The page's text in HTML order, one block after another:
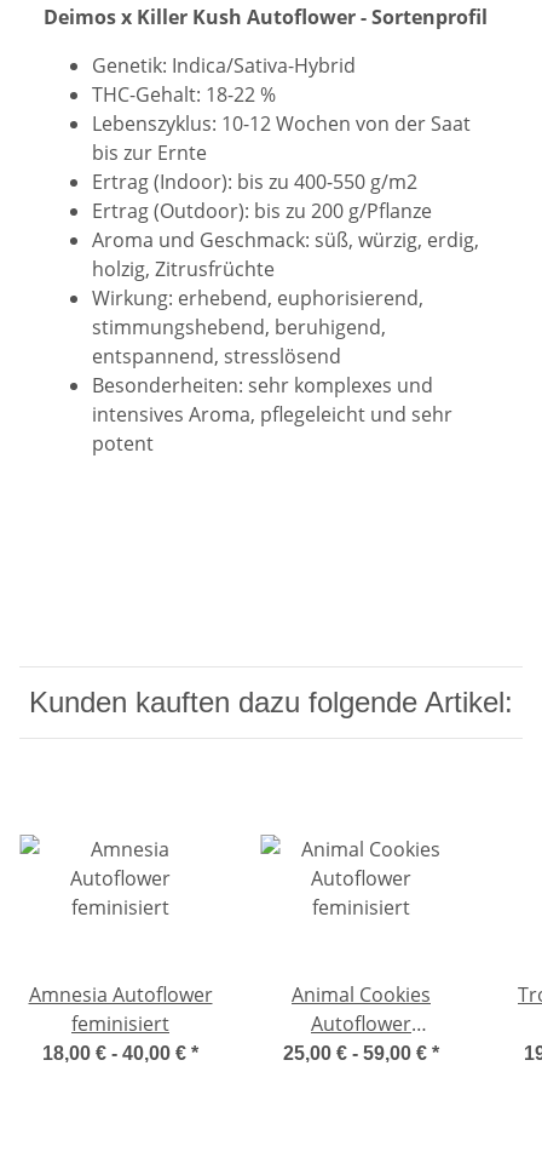
Deimos x Killer Kush Autoflower - Sortenprofil
Genetik: Indica/Sativa-Hybrid
THC-Gehalt: 18-22 %
Lebenszyklus: 10-12 Wochen von der Saat
bis zur Ernte
Ertrag (Indoor): bis zu 400-550 g/m2
Ertrag (Outdoor): bis zu 200 g/Pflanze
Aroma und Geschmack: süß, würzig, erdig,
holzig, Zitrusfrüchte
Wirkung: erhebend, euphorisierend,
stimmungshebend, beruhigend,
entspannend, stresslösend
Besonderheiten: sehr komplexes und
intensives Aroma, pflegeleicht und sehr
potent
Kunden kauften dazu folgende Artikel:
Amnesia Autoflower
feminisiert
18,00 € - 40,00 € *
Animal Cookies
Autoflower
feminisiert
25,00 € - 59,00 € *